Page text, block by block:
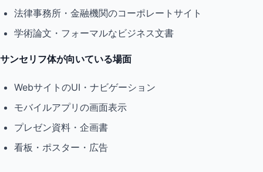
法律事務所・金融機関のコーポレートサイト
学術論文・フォーマルなビジネス文書
サンセリフ体が向いている場面
WebサイトのUI・ナビゲーション
モバイルアプリの画面表示
プレゼン資料・企画書
看板・ポスター・広告